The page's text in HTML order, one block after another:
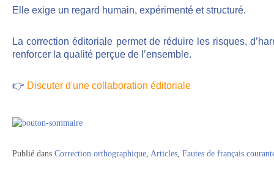
Elle exige un regard humain, expérimenté et structuré.
La correction éditoriale permet de réduire les risques,
renforcer la qualité perçue de l’ensemble.
👉 Discuter d'une collaboration éditoriale
Publié dans Correction orthographique, Articles, Fautes de français